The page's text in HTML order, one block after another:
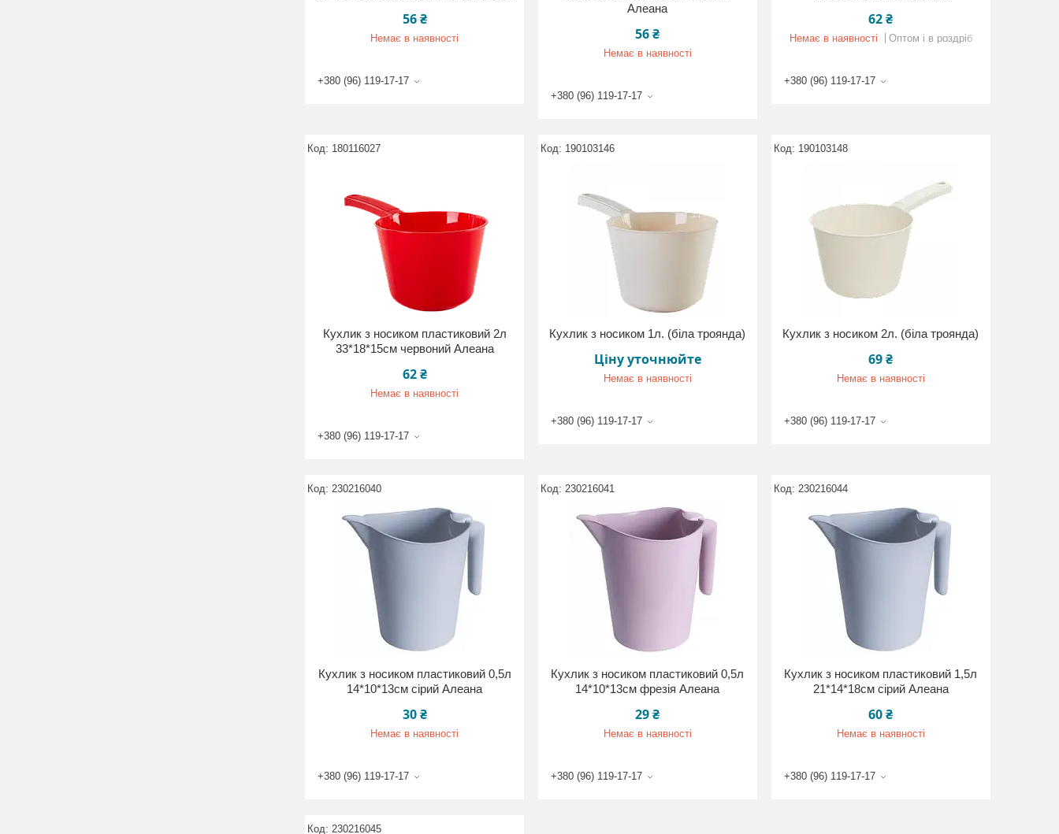
56 ₴
Немає в наявності
+380 (96) 119-17-17
Алеана
56 ₴
Немає в наявності
+380 (96) 119-17-17
62 ₴
Немає в наявності Оптом і в роздріб
+380 (96) 119-17-17
180116027
Кухлик з носиком пластиковий 2л
33*18*15см червоний Алеана
62 ₴
Немає в наявності
+380 (96) 119-17-17
190103146
Кухлик з носиком 1л. (біла троянда)
Ціну уточнюйте
Немає в наявності
+380 (96) 119-17-17
190103148
Кухлик з носиком 2л. (біла троянда)
69 ₴
Немає в наявності
+380 (96) 119-17-17
230216040
Кухлик з носиком пластиковий 0,5л
14*10*13см сірий Алеана
30 ₴
Немає в наявності
+380 (96) 119-17-17
230216041
Кухлик з носиком пластиковий 0,5л
14*10*13см фрезія Алеана
29 ₴
Немає в наявності
+380 (96) 119-17-17
230216044
Кухлик з носиком пластиковий 1,5л
21*14*18см сірий Алеана
60 ₴
Немає в наявності
+380 (96) 119-17-17
230216045